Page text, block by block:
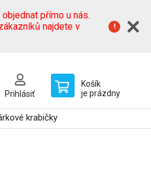
přímo u nás.
najdete v
Prihlásiť
Košík
je prázdny
krabičky